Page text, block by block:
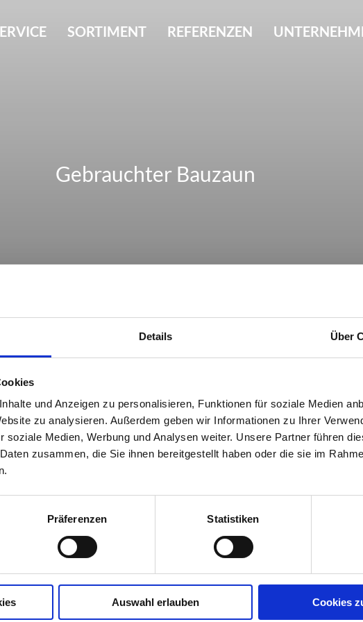
Details Über
und Anzeigen zu personalisieren, Funktionen für soziale Medien
zu analysieren. Außerdem geben wir Informationen zu Ihrer
soziale Medien, Werbung und Analysen weiter. Unsere Partner führen
zusammen, die Sie ihnen bereitgestellt haben oder die sie im
Präferenzen Statistiken
Auswahl erlauben Cookies
SORTIMENT REFERENZEN
Gebrauchter Bauzaun